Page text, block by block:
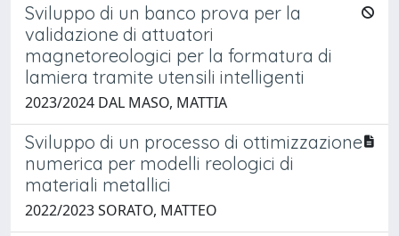
Sviluppo di un banco prova per la
validazione di attuatori
magnetoreologici per la formatura di
lamiera tramite utensili intelligenti
2023/2024 DAL MASO, MATTIA
Sviluppo di un processo di ottimizzazione
numerica per modelli reologici di
materiali metallici
2022/2023 SORATO, MATTEO